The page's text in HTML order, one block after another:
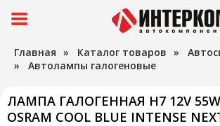
Главная » Каталог товаров »
» Автолампы галогеновые
ЛАМПА ГАЛОГЕННАЯ H7 12V
OSRAM COOL BLUE INTENSE